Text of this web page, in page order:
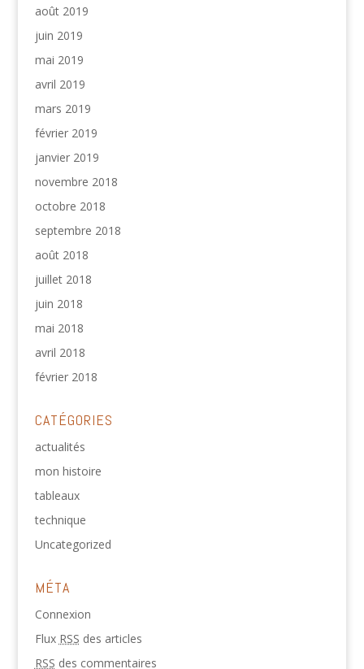
août 2019
juin 2019
mai 2019
avril 2019
mars 2019
février 2019
janvier 2019
novembre 2018
octobre 2018
septembre 2018
août 2018
juillet 2018
juin 2018
mai 2018
avril 2018
février 2018
CATÉGORIES
actualités
mon histoire
tableaux
technique
Uncategorized
MÉTA
Connexion
Flux RSS des articles
RSS des commentaires